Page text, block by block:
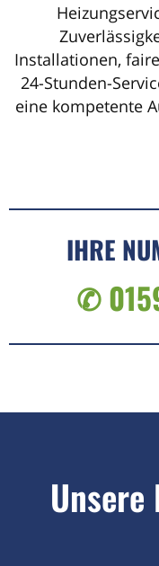
Installationen,
24-Stunden-
eine kompetente
IHRE
✆